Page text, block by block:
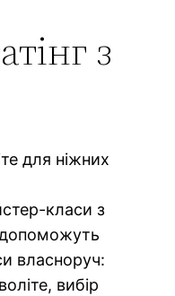
з
для ніжних
класи з
допоможуть
власноруч:
вибір